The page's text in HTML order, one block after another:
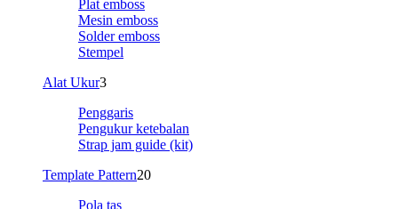
Plat emboss
Mesin emboss
Solder emboss
Stempel
Alat Ukur3
Penggaris
Pengukur ketebalan
Strap jam guide (kit)
Template Pattern20
Pola tas